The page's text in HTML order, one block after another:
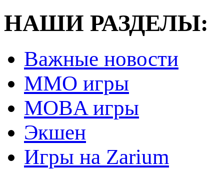
НАШИ РАЗДЕЛЫ:
Важные новости
MMO игры
MOBA игры
Экшен
Игры на Zarium